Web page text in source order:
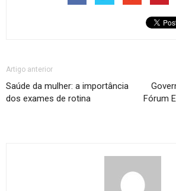
Artigo anterior
Saúde da mulher: a importância
dos exames de rotina
Fórum